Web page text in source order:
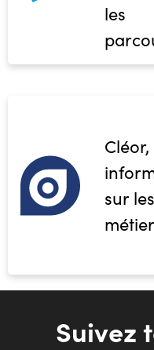
les
Cléor,
sur les
Suivez